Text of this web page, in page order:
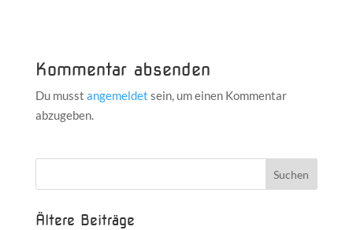
Kommentar absenden
Du musst angemeldet sein, um einen Kommentar
abzugeben.
Ältere Beiträge